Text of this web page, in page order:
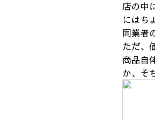
店の中
にはち
同業者
ただ、
商品自
か、そ